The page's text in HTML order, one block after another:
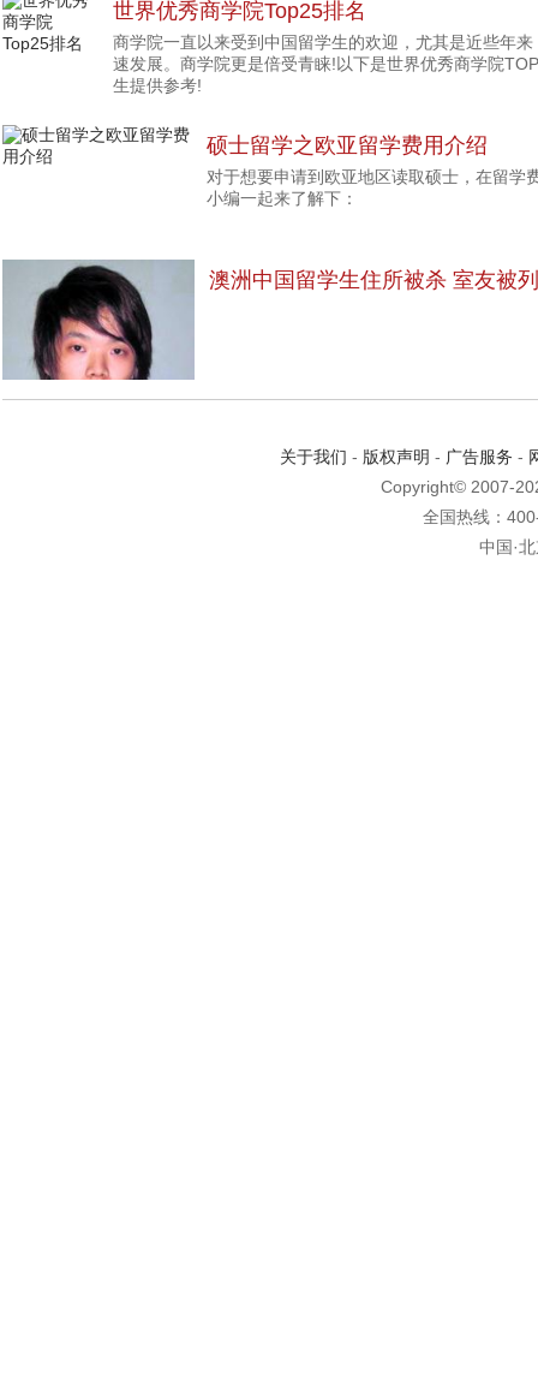
世界优秀商学院Top25排名
商学院一直以来受到中国留学生的欢迎，尤其是近些年
速发展。商学院更是倍受青睐!以下是世界优秀商学院
生提供参考!
硕士留学之欧亚留学费用介绍
对于想要申请到欧亚地区读取硕士，在留学
小编一起来了解下：
澳洲中国留学生住所被杀 室友被
关于我们 - 版权声明 - 广告服务 -
Copyright© 2007-
全国热线：
中国·